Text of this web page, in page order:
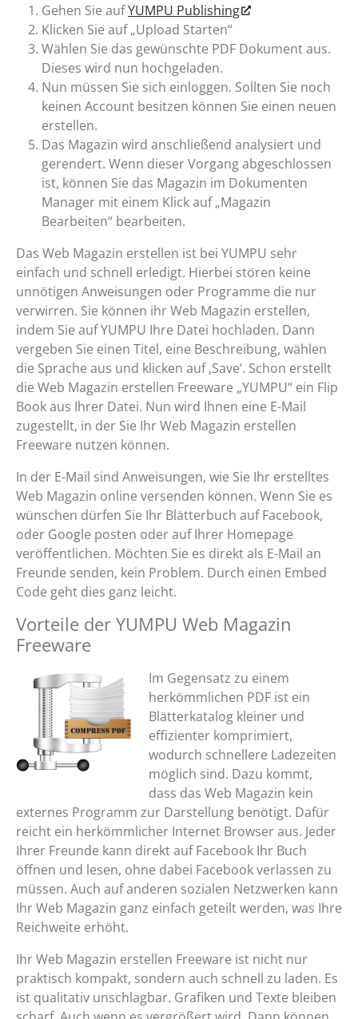
Gehen Sie aufYUMPU Publishing
Klicken Sie auf „Upload Starten“
Wählen Sie das gewünschte PDF Dokument aus.
Dieses wird nun hochgeladen.
Nun müssen Sie sich einloggen. Sollten Sie noch
keinen Account besitzen können Sie einen neuen
erstellen.
Das Magazin wird anschließend analysiert und
gerendert. Wenn dieser Vorgang abgeschlossen
ist, können Sie das Magazin im Dokumenten
Manager mit einem Klick auf „Magazin
Bearbeiten“ bearbeiten.
Das Web Magazin erstellen ist bei YUMPU sehr
einfach und schnell erledigt. Hierbei stören keine
unnötigen Anweisungen oder Programme die nur
verwirren. Sie können ihr Web Magazin erstellen,
indem Sie auf YUMPU Ihre Datei hochladen. Dann
vergeben Sie einen Titel, eine Beschreibung, wählen
die Sprache aus und klicken auf ‚Save‘. Schon erstellt
die Web Magazin erstellen Freeware „YUMPU“ ein Flip
Book aus Ihrer Datei. Nun wird Ihnen eine E-Mail
zugestellt, in der Sie Ihr Web Magazin erstellen
Freeware nutzen können.
In der E-Mail sind Anweisungen, wie Sie Ihr erstelltes
Web Magazin online versenden können. Wenn Sie es
wünschen dürfen Sie Ihr Blätterbuch auf Facebook,
oder Google posten oder auf Ihrer Homepage
veröffentlichen. Möchten Sie es direkt als E-Mail an
Freunde senden, kein Problem. Durch einen Embed
Code geht dies ganz leicht.
Vorteile der YUMPU Web Magazin
Freeware
Im Gegensatz zu einem
herkömmlichen PDF ist ein
Blätterkatalog kleiner und
effizienter komprimiert,
wodurch schnellere Ladezeiten
möglich sind. Dazu kommt,
dass das Web Magazin kein
externes Programm zur Darstellung benötigt. Dafür
reicht ein herkömmlicher Internet Browser aus. Jeder
Ihrer Freunde kann direkt auf Facebook Ihr Buch
öffnen und lesen, ohne dabei Facebook verlassen zu
müssen. Auch auf anderen sozialen Netzwerken kann
Ihr Web Magazin ganz einfach geteilt werden, was Ihre
Reichweite erhöht.
Ihr Web Magazin erstellen Freeware ist nicht nur
praktisch kompakt, sondern auch schnell zu laden. Es
ist qualitativ unschlagbar. Grafiken und Texte bleiben